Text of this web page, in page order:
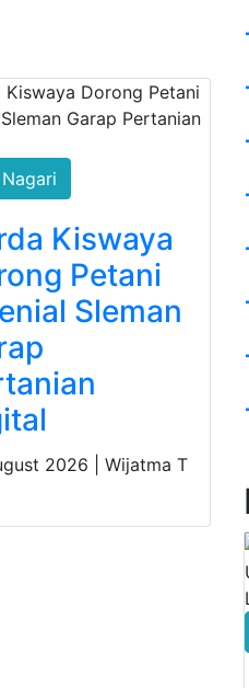
Kiswaya
Petani
Sleman
2026 | Wijatma T